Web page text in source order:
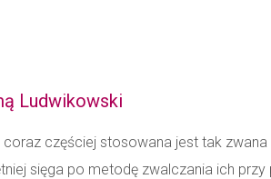
Ludwikowski
częściej stosowana jest tak zwana
sięga po metodę zwalczania ich